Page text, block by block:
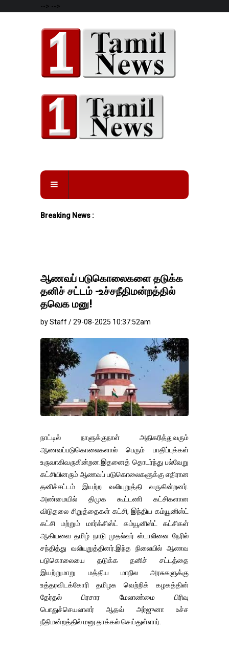
--> -->
Breaking News :
ஆணவப் படுகொலைகளை தடுக்க
தனிச் சட்டம் -உச்சநீதிமன்றத்தில்
தவெக மனு!
by Staff / 29-08-2025 10:37:52am
நாட்டில் நாளுக்குநாள் அதிகரித்துவரும்
ஆணவப்படுகொலைகளால் பெரும் பாதிப்புக்கள்
உருவாகிவருகின்றன.இதனைத் தொடர்ந்து பல்வேறு
கட்சியினரும் ஆணவப் படுகொலைகளுக்கு எதிரான
தனிச்சட்டம் இயற்ற வலியுறுத்தி வருகின்றனர்.
அண்மையில் திமுக கூட்டணி கட்சிகளான
விடுதலை சிறுத்தைகள் கட்சி, இந்திய கம்யூனிஸ்ட்
கட்சி மற்றும் மார்க்சிஸ்ட் கம்யூனிஸ்ட் கட்சிகள்
ஆகியவை தமிழ் நாடு முதல்வர் ஸ்டாலினை நேரில்
சந்தித்து வலியுறுத்தினர்.இந்த நிலையில் ஆணவ
படுகொலையை தடுக்க தனிச் சட்டத்தை
இயற்றுமாறு மத்திய மாநில அரசுகளுக்கு
உத்தரவிடக்கோரி தமிழக வெற்றிக் கழகத்தின்
தேர்தல் பிரசார மேலாண்மை பிரிவு
பொதுச்செயலாளர் ஆதவ் அர்ஜுனா உச்ச
நீதிமன்றத்தில் மனு தாக்கல் செய்துள்ளார்.